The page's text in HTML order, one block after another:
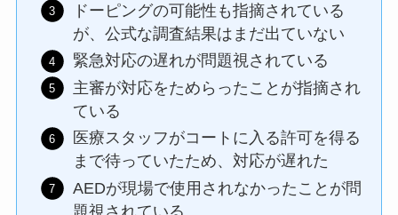
ドーピングの可能性も指摘されている
が、公式な調査結果はまだ出ていない
緊急対応の遅れが問題視されている
主審が対応をためらったことが指摘され
ている
医療スタッフがコートに入る許可を得る
まで待っていたため、対応が遅れた
AEDが現場で使用されなかったことが問
題視されている